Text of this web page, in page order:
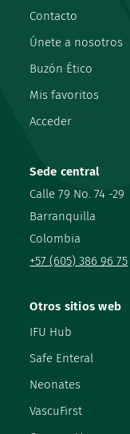
Sede central
Calle 79 No. 74 -29
Barranquilla
Colombia
+57 (605) 386 96 75
Contacto
Únete a nosotros
Buzón Ético
Mis favoritos
Acceder
Otros sitios web
IFU Hub
Safe Enteral
Neonates
VascuFirst